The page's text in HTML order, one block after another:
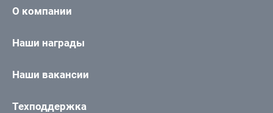
О компании
Наши награды
Наши вакансии
Техподдержка